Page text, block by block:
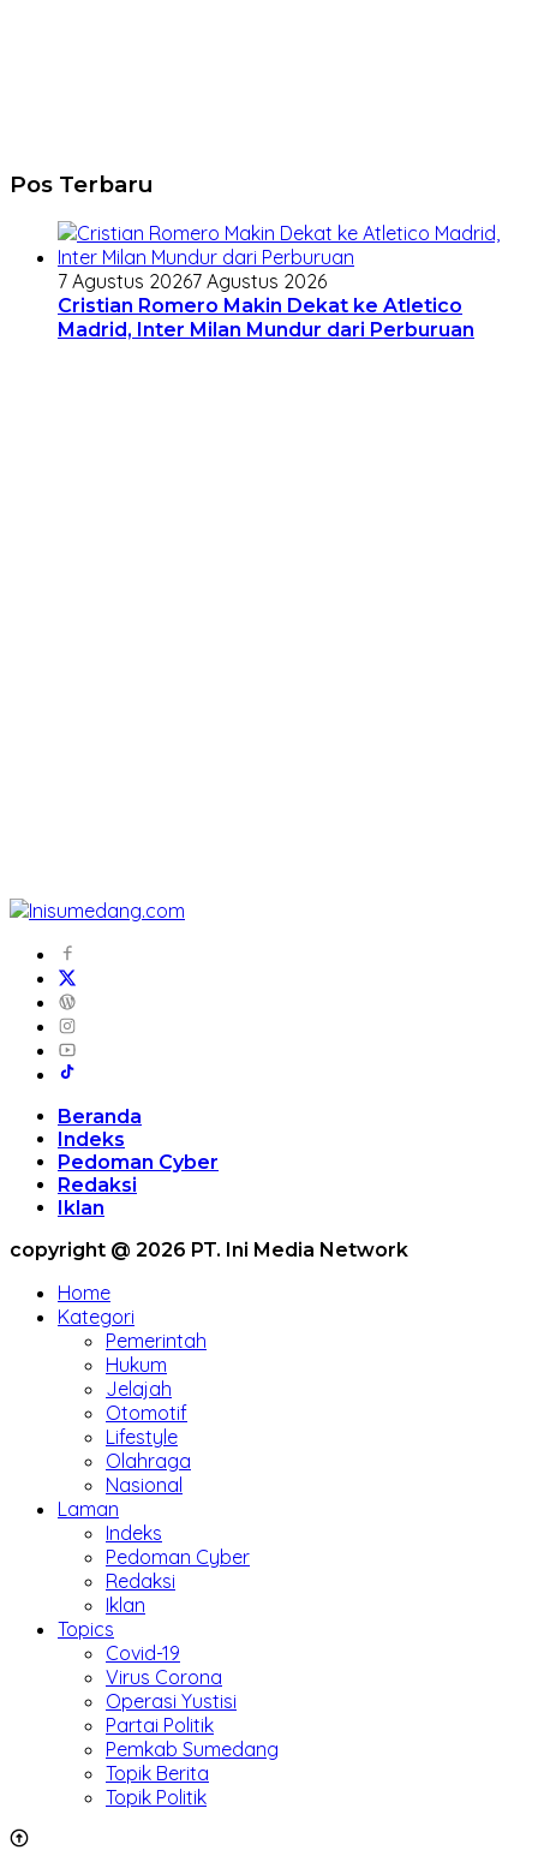
Pos Terbaru
7 Agustus 20267 Agustus 2026
Cristian Romero Makin Dekat ke Atletico
Madrid, Inter Milan Mundur dari Perburuan
Beranda
Indeks
Pedoman Cyber
Redaksi
Iklan
copyright @ 2026 PT. Ini Media Network
Home
Kategori
Pemerintah
Hukum
Jelajah
Otomotif
Lifestyle
Olahraga
Nasional
Laman
Indeks
Pedoman Cyber
Redaksi
Iklan
Topics
Covid-19
Virus Corona
Operasi Yustisi
Partai Politik
Pemkab Sumedang
Topik Berita
Topik Politik